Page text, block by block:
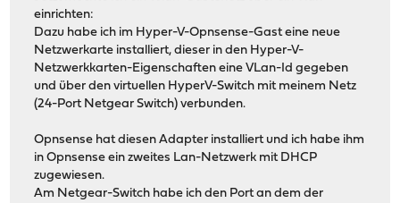
einrichten:
Dazu habe ich im Hyper-V-Opnsense-Gast eine neue
Netzwerkarte installiert, dieser in den Hyper-V-
Netzwerkkarten-Eigenschaften eine VLan-Id gegeben
und über den virtuellen HyperV-Switch mit meinem Netz
(24-Port Netgear Switch) verbunden.
Opnsense hat diesen Adapter installiert und ich habe ihm
in Opnsense ein zweites Lan-Netzwerk mit DHCP
zugewiesen.
Am Netgear-Switch habe ich den Port an dem der